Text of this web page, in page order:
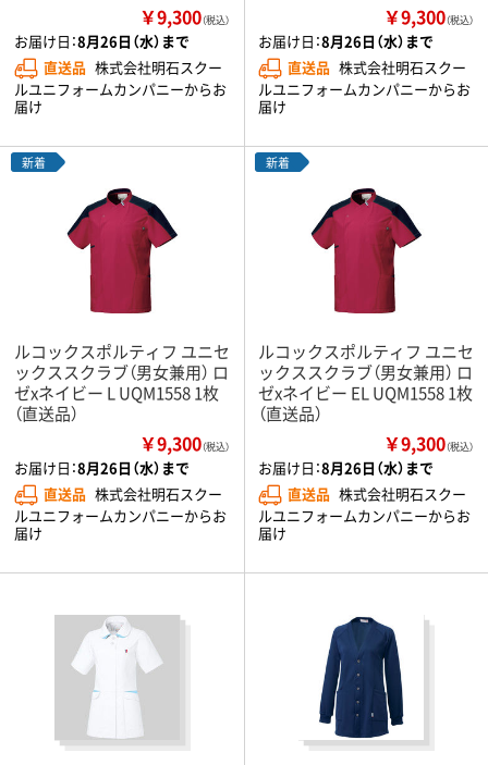
￥9,300（税込）
お届け日：8月26日（水）まで
直送品 株式会社明石スクー
ルユニフォームカンパニーからお
届け
￥9,300（税込）
お届け日：8月26日（水）まで
直送品 株式会社明石スクー
ルユニフォームカンパニーからお
届け
新着
ルコックスポルティフ ユニセ
ックススクラブ（男女兼用） ロ
ゼxネイビー L UQM1558 1枚
（直送品）
￥9,300（税込）
お届け日：8月26日（水）まで
直送品 株式会社明石スクー
ルユニフォームカンパニーからお
届け
新着
ルコックスポルティフ ユニセ
ックススクラブ（男女兼用） ロ
ゼxネイビー EL UQM1558 1枚
（直送品）
￥9,300（税込）
お届け日：8月26日（水）まで
直送品 株式会社明石スクー
ルユニフォームカンパニーからお
届け